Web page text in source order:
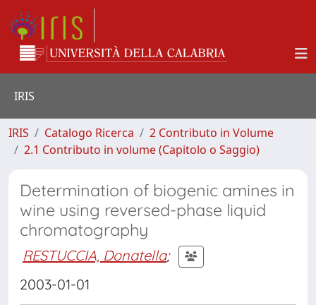
IRIS
IRIS Catalogo Ricerca
2 Contributo in Volume
2.1 Contributo in volume (Capitolo o Saggio)
Determination of biogenic amines in
wine using reversed-phase liquid
chromatography
RESTUCCIA, Donatella;
2003-01-01